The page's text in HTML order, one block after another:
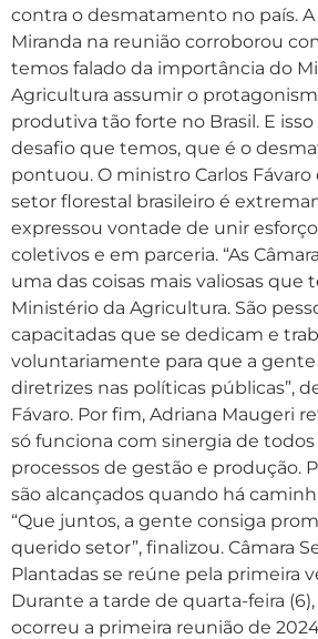
contra o desmatamento no país. A
Miranda na reunião corroborou
temos falado da importância do
Agricultura assumir o
produtiva tão forte no Brasil. E
desafio que temos, que é o
pontuou. O ministro Carlos
setor florestal brasileiro é
expressou vontade de unir
coletivos e em parceria. “As
uma das coisas mais valiosas que
Ministério da Agricultura. São
capacitadas que se dedicam e
voluntariamente para que a gente
diretrizes nas políticas públicas”,
Fávaro. Por fim, Adriana Maugeri
só funciona com sinergia de
processos de gestão e produção.
são alcançados quando há
“Que juntos, a gente consiga
querido setor”, finalizou. Câmara
Plantadas se reúne pela primeira
Durante a tarde de quarta-feira (6),
ocorreu a primeira reunião de